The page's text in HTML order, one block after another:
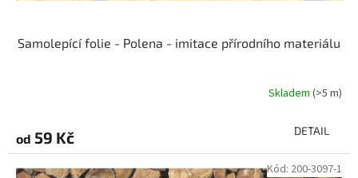
Samolepící folie - Polena - imitace přírodního materiálu
Skladem (>5 m)
od 59 Kč DETAIL
Kód: 200-3097-1